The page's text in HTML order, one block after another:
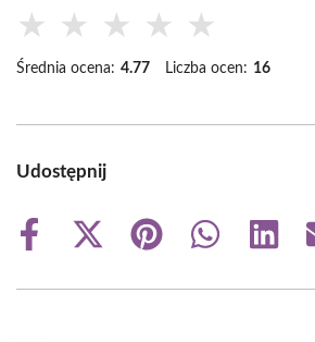
★ ★ ★ ★ ★
Średnia ocena: 4.77 Liczba ocen: 16
Udostępnij
Share
Share
(Twitter)
Share
Share
Share